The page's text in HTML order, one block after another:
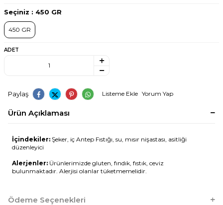
Seçiniz : 450 GR
450 GR
ADET
Paylaş Listeme Ekle Yorum Yap
Ürün Açıklaması
İçindekiler: Şeker, iç Antep Fıstığı, su, mısır nişastası, asitliği
düzenleyici
Alerjenler: Ürünlerimizde gluten, fındık, fıstık, ceviz
bulunmaktadır. Alerjisi olanlar tüketmemelidir.
Ödeme Seçenekleri